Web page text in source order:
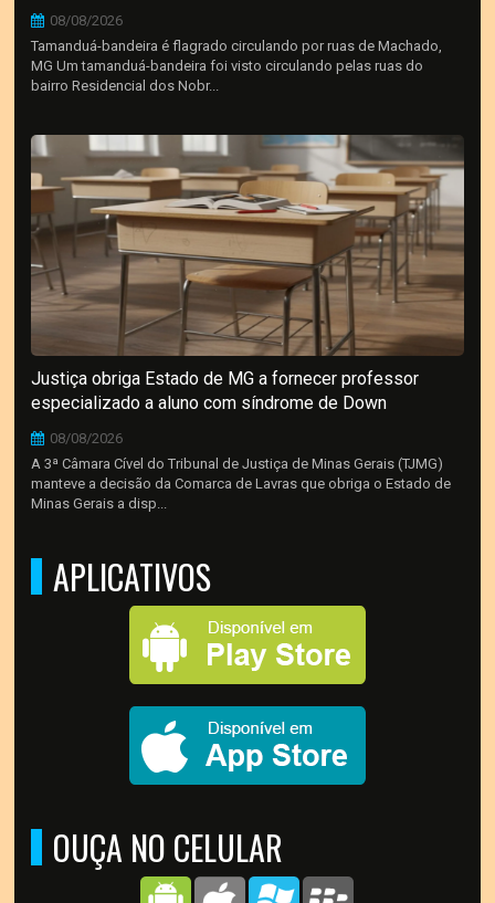
08/08/2026
Tamanduá-bandeira é flagrado circulando por ruas de Machado,
MG Um tamanduá-bandeira foi visto circulando pelas ruas do
bairro Residencial dos Nobr...
Justiça obriga Estado de MG a fornecer professor
especializado a aluno com síndrome de Down
08/08/2026
A 3ª Câmara Cível do Tribunal de Justiça de Minas Gerais (TJMG)
manteve a decisão da Comarca de Lavras que obriga o Estado de
Minas Gerais a disp...
APLICATIVOS
OUÇA NO CELULAR